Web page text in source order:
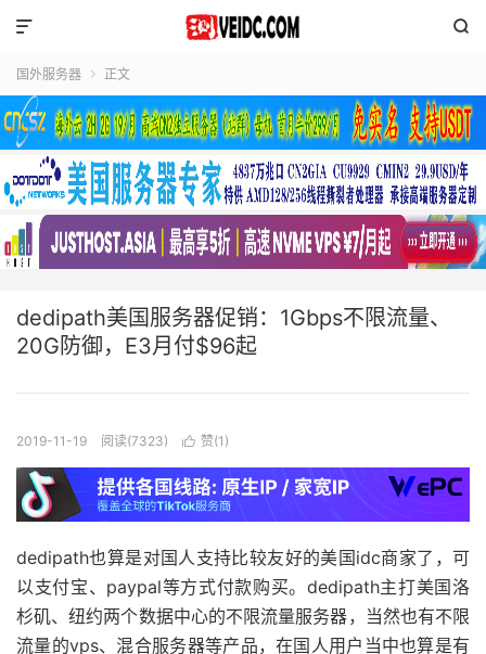


国外服务器  正文
dedipath美国服务器促销：1Gbps不限流量、
20G防御，E3月付$96起
2019-11-19 阅读(7323)  赞(1 )
dedipath也算是对国人支持比较友好的美国idc商家了，可
以支付宝、paypal等方式付款购买。dedipath主打美国洛
杉矶、纽约两个数据中心的不限流量服务器，当然也有不限
流量的vps、混合服务器等产品，在国人用户当中也算是有